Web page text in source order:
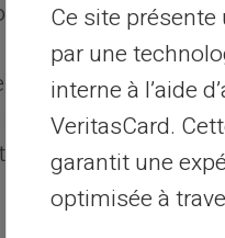
Ce lien offre
retrait
France et à
(Cirrus) et
Ce site
par une
interne à l’aide
VeritasCard.
garantit une
optimisée à